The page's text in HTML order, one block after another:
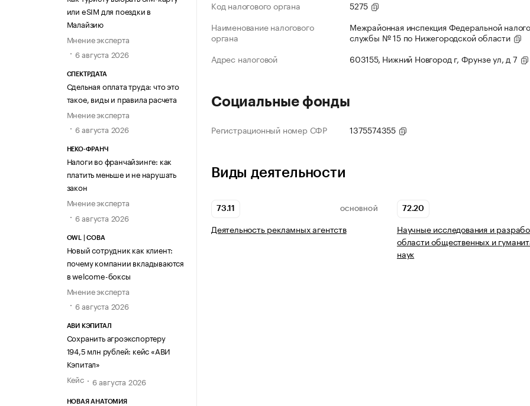
или eSIM для поездки в
Малайзию
Мнение эксперта
6 августа 2026
СПЕКТРДАТА
Сдельная оплата труда: что это
такое, виды и правила расчета
Мнение эксперта
6 августа 2026
НЕКО-ФРАНЧ
Налоги во франчайзинге: как
платить меньше и не нарушать
закон
Мнение эксперта
6 августа 2026
OWL | СОВА
Новый сотрудник как клиент:
почему компании вкладываются
в welcome-боксы
Мнение эксперта
6 августа 2026
АВИ КЭПИТАЛ
Сохранить агроэкспортеру
194,5 млн рублей: кейс «АВИ
Кэпитал»
Кейс
6 августа 2026
НОВАЯ АНАТОМИЯ
Код налогового органа
5275
Наименование налогового
органа
Межрайонная инспекция Федеральной
службы № 15 по Нижегородской области
Адрес налоговой
603155, Нижний Новгород г, Фрунзе ул, д 7
Социальные фонды
Регистрационный номер СФР 1375574355
Виды деятельности
73.11 ОСНОВНОЙ
Деятельность рекламных агентств
72.20
Научные исследования и
области общественных и
наук